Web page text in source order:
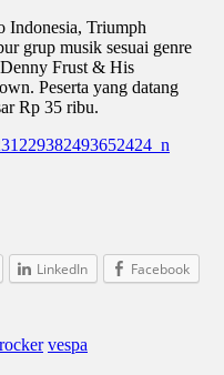
Indonesia, Triumph
grup musik sesuai genre
Frust & His
Peserta yang datang
Rp 35 ribu.
LinkedIn
Facebook
vespa